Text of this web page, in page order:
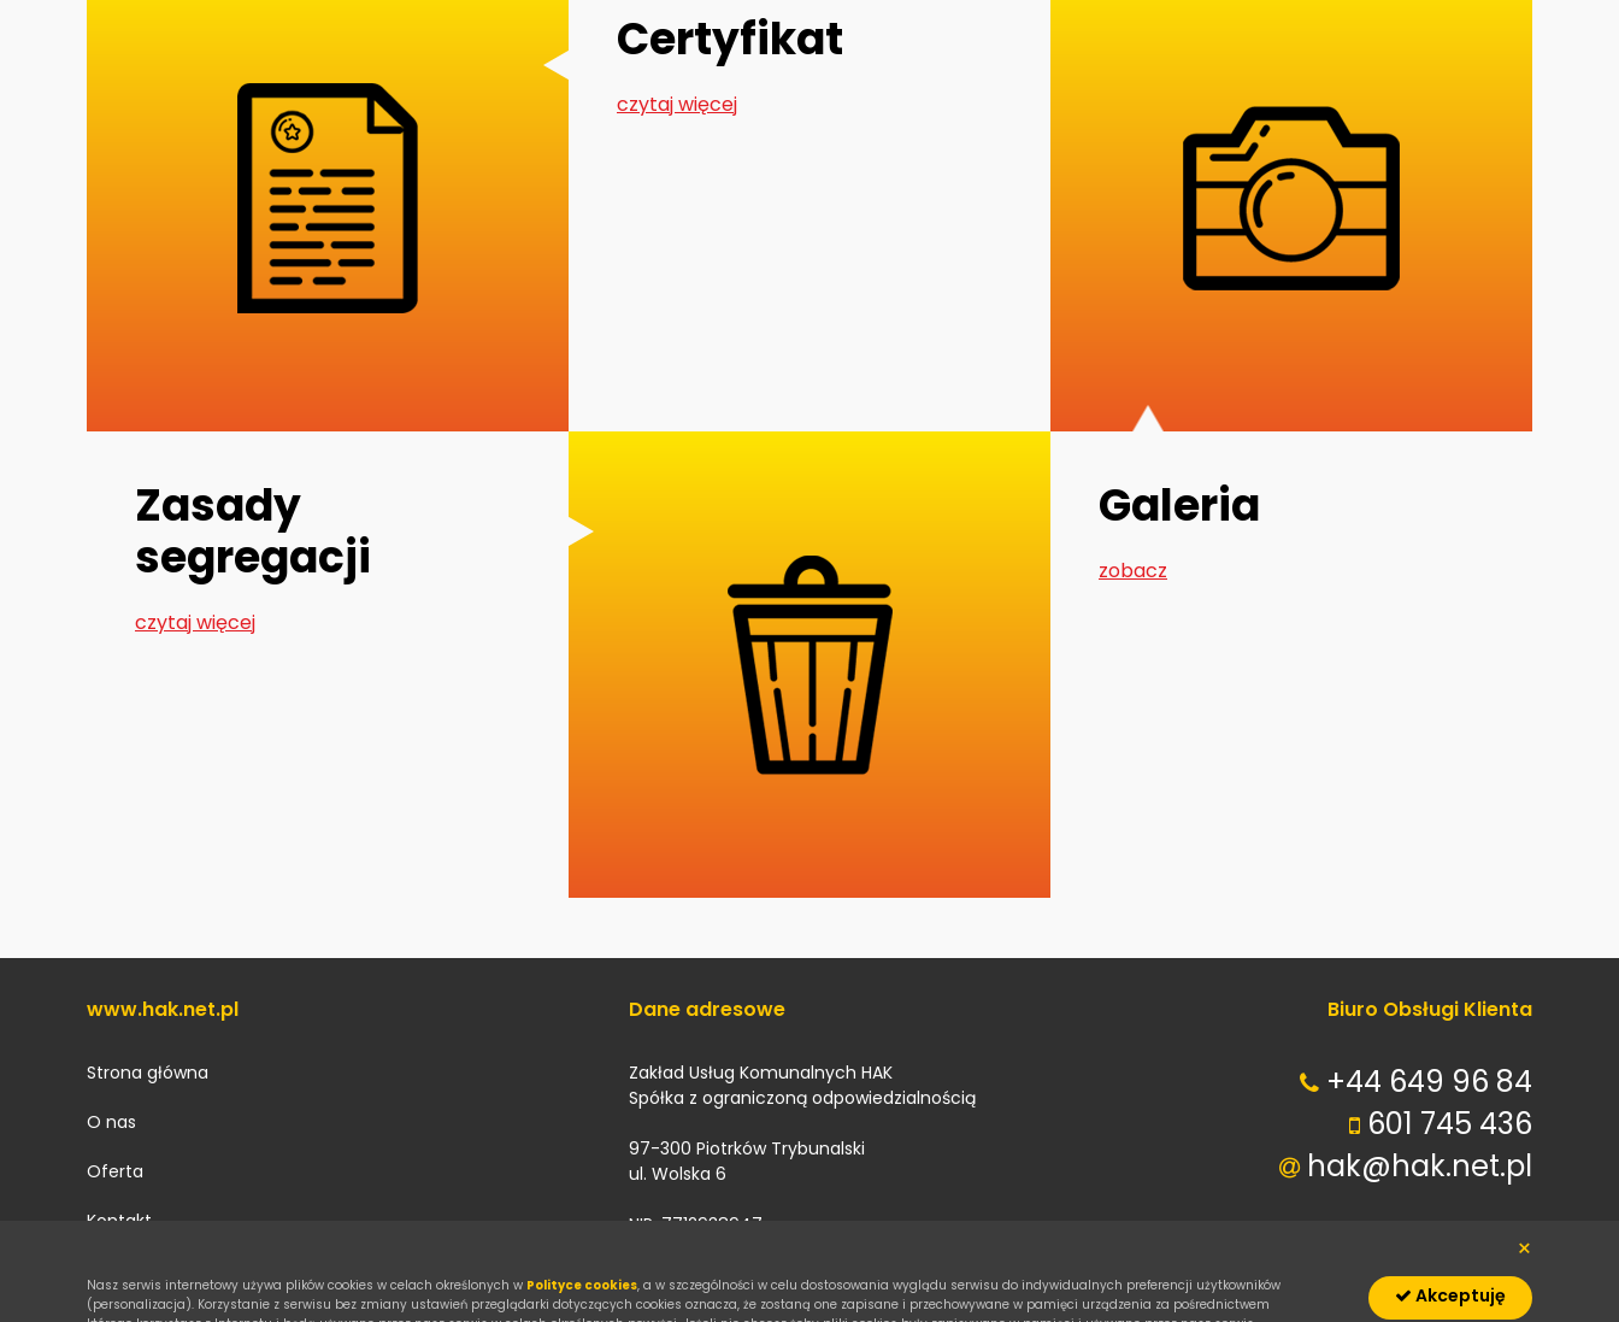
Certyfikat
czytaj więcej
Zasady
segregacji
czytaj więcej
Galeria
zobacz
www.hak.net.pl
Strona główna
O nas
Oferta
Kontakt
Dane adresowe
Zakład Usług Komunalnych HAK
Spółka z ograniczoną odpowiedzialnością
97-300 Piotrków Trybunalski
ul. Wolska 6
NIP: 7712938947
KRS: 0001180319
Biuro Obsługi Klienta
+44 649 96 84
601 745 436
hak@hak.net.pl
×
Nasz serwis internetowy używa plików cookies w celach określonych w Polityce cookies, a w szczególności w celu dostosowania wyglądu serwisu do indywidualnych preferencji użytkowników
(personalizacja). Korzystanie z serwisu bez zmiany ustawień przeglądarki dotyczących cookies oznacza, że zostaną one zapisane i przechowywane w pamięci urządzenia za pośrednictwem
Akceptuję